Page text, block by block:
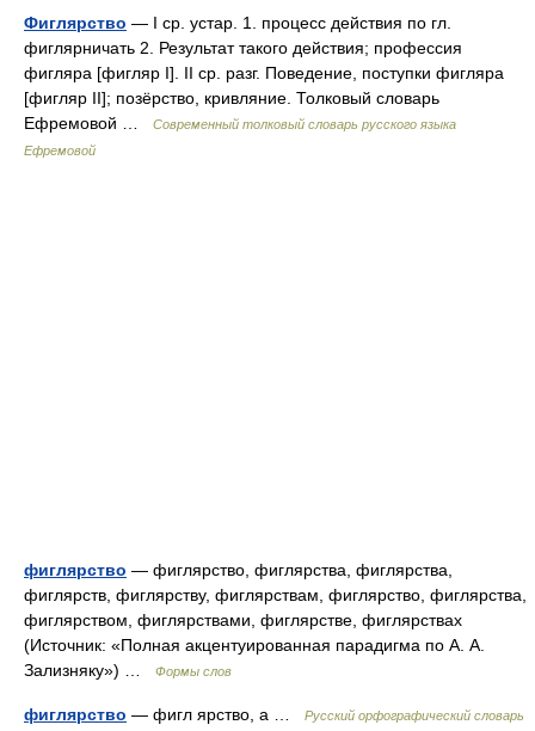
Фиглярство — I ср. устар. 1. процесс действия по гл.
фиглярничать 2. Результат такого действия; профессия
фигляра [фигляр I]. II ср. разг. Поведение, поступки фигляра
[фигляр II]; позёрство, кривляние. Толковый словарь
Ефремовой …
Современный толковый словарь русского языка
Ефремовой
фиглярство — фиглярство, фиглярства, фиглярства,
фиглярств, фиглярству, фиглярствам, фиглярство, фиглярства,
фиглярством, фиглярствами, фиглярстве, фиглярствах
(Источник: «Полная акцентуированная парадигма по А. А.
Зализняку») …
Формы слов
фиглярство — фигл ярство, а … Русский орфографический словарь